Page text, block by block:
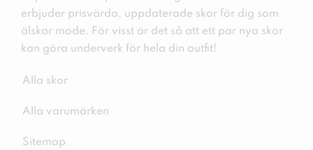
erbjuder prisvärda, uppdaterade skor för dig som
älskar mode. För visst är det så att ett par nya skor
kan göra underverk för hela din outfit!
Alla skor
Alla varumärken
Sitemap